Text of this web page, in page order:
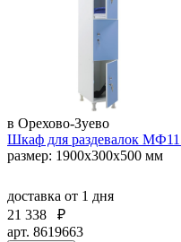
в Орехово-Зуево
Шкаф для раздевалок
размер: 1900x300x500 мм
доставка от 1 дня
21 338
₽
арт. 8619663